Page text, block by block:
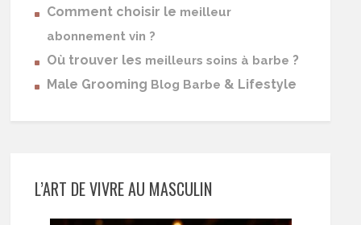
Comment choisir le meilleur
abonnement vin ?
Où trouver les meilleurs soins à barbe ?
Male Grooming Blog Barbe & Lifestyle
L’ART DE VIVRE AU MASCULIN